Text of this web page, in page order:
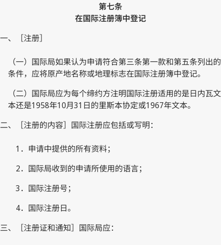
第七条
在国际注册簿中登记
一、［注册］
（一）国际局如果认为申请符合第三条第一款和第五条列出的
条件，应将原产地名称或地理标志在国际注册簿中登记。
（二）国际局应为每个缔约方注明国际注册适用的是日内瓦文
本还是1958年10月31日的里斯本协定或1967年文本。
二、［注册的内容］国际注册应包括或写明：
1．申请中提供的所有资料；
2．国际局收到的申请所使用的语言；
3．国际注册号；
4．国际注册日。
三、［注册证和通知］国际局应：